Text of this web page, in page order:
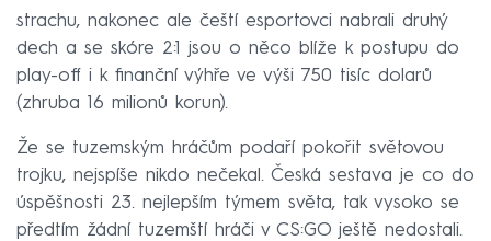
strachu, nakonec ale čeští esportovci nabrali druhý
dech a se skóre 2:1 jsou o něco blíže k postupu do
play-off i k finanční výhře ve výši 750 tisíc dolarů
(zhruba 16 milionů korun).
Že se tuzemským hráčům podaří pokořit světovou
trojku, nejspíše nikdo nečekal. Česká sestava je co do
úspěšnosti 23. nejlepším týmem světa, tak vysoko se
předtím žádní tuzemští hráči v CS:GO ještě nedostali.